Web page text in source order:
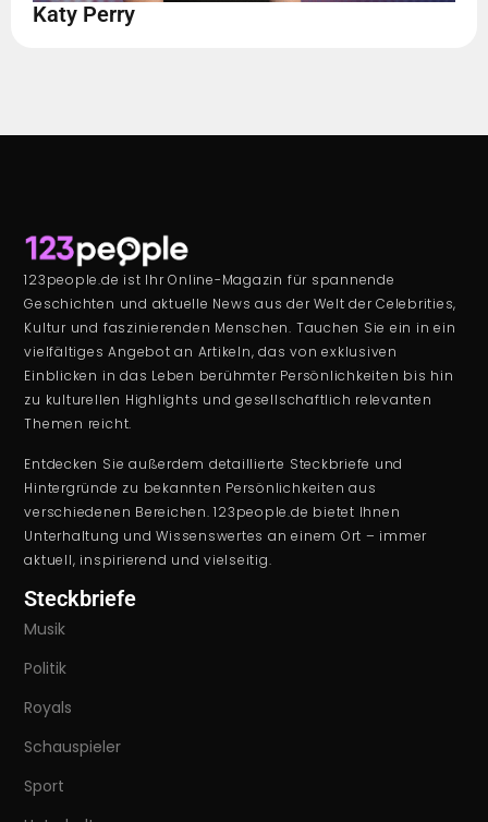
Katy Perry
123people.de ist Ihr Online-Magazin für spannende
Geschichten und aktuelle News aus der Welt der Celebrities,
Kultur und faszinierenden Menschen. Tauchen Sie ein in ein
vielfältiges Angebot an Artikeln, das von exklusiven
Einblicken in das Leben berühmter Persönlichkeiten bis hin
zu kulturellen Highlights und gesellschaftlich relevanten
Themen reicht.
Entdecken Sie außerdem detaillierte Steckbriefe und
Hintergründe zu bekannten Persönlichkeiten aus
verschiedenen Bereichen. 123people.de bietet Ihnen
Unterhaltung und Wissenswertes an einem Ort – immer
aktuell, inspirierend und vielseitig.
Steckbriefe
Musik
Politik
Royals
Schauspieler
Sport